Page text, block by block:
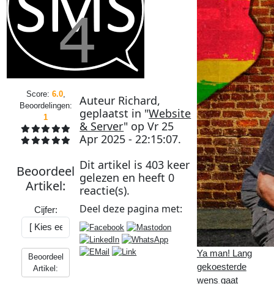
Score: 6.0,
Beoordelingen:
1
Beoordeel
Artikel:
Cijfer:
Beoordeel
Artikel:
Auteur Richard,
geplaatst in "Website
& Server" opVr 25
Apr 2025 - 22:15:07.
Dit artikel is403 keer
gelezen en heeft0
reactie(s).
Deel deze pagina met:
Ya man! Lang
gekoesterde
wens gaat